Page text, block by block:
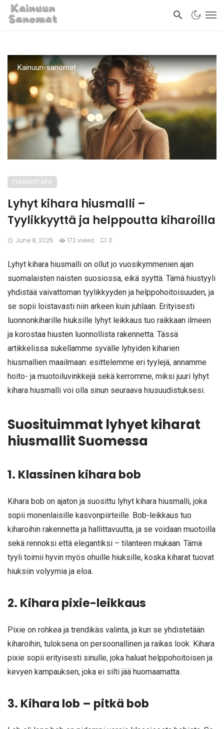
Kainuun-sanomat
ELAMANTAPA
Lyhyt kihara hiusmalli –
Tyylikkyyttä ja helppoutta kiharoilla
June 8, 2025 172 views 0
Lyhyt kihara hiusmalli on ollut jo vuosikymmenien ajan
suomalaisten naisten suosiossa, eikä syyttä. Tämä hiustyyli
yhdistää vaivattoman tyylikkyyden ja helppohoitoisuuden, ja
se sopii loistavasti niin arkeen kuin juhlaan. Erityisesti
luonnonkiharille hiuksille lyhyt leikkaus tuo raikkaan ilmeen
ja korostaa hiusten luonnollista rakennetta. Tässä
artikkelissa sukellamme syvälle lyhyiden kiharien
hiusmallien maailmaan: esittelemme eri tyylejä, annamme
hoito- ja muotoiluvinkkejä sekä kerromme, miksi juuri lyhyt
kihara hiusmalli voi olla sinun seuraava hiusuudistuksesi.
Suosituimmat lyhyet kiharat
hiusmallit Suomessa
1. Klassinen kihara bob
Kihara bob on ajaton ja suosittu lyhyt kihara hiusmalli, joka
sopii monenlaisille kasvonpiirteille. Bob-leikkaus tuo
kiharoihin rakennetta ja hallittavuutta, ja se voidaan muotoilla
sekä rennoksi että elegantiksi – tilanteen mukaan. Tämä
tyyli toimii hyvin myös ohuille hiuksille, koska kiharat tuovat
hiuksiin volyymia ja eloa.
2. Kihara pixie-leikkaus
Pixie on rohkea ja trendikäs valinta, ja kun se yhdistetään
kiharoihin, tuloksena on persoonallinen ja raikas look. Kihara
pixie sopii erityisesti sinulle, joka haluat helppohoitoisen ja
kevyen kampauksen, joka ei silti jää huomaamatta.
3. Kihara lob – pitkä bob